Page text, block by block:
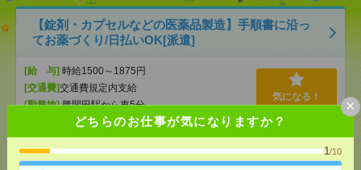
どちらのお仕事が気になりますか？
1/10
×
【錠剤・カプセルなどの医薬品製造】手順書に沿っ
てお薬づくり/日払いOK[派遣]
[給 与] 時給1500～1875円
[交通費]交通費規定内支給
[勤務地]勝間田駅から車5分
気になる！
＼月収31万円稼げる／かる～いクスリのチェックと
包装/日払いOK[派遣]